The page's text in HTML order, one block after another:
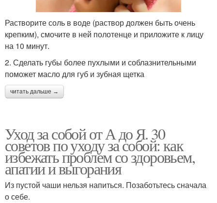
Растворите соль в воде (раствор должен быть очень
крепким), смочите в ней полотенце и приложите к лицу
на 10 минут.
2. Сделать губы более пухлыми и соблазнительными
поможет масло для губ и зубная щетка
читать дальше →
Уход за собой от А до Я. 30
советов по уходу за собой: как
избежать проблем со здоровьем,
апатии и выгорания
Из пустой чаши нельзя напиться. Позаботьтесь сначала
о себе.